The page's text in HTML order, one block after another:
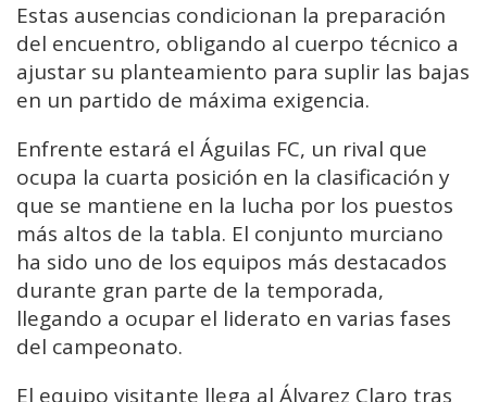
Estas ausencias condicionan la preparación
del encuentro, obligando al cuerpo técnico a
ajustar su planteamiento para suplir las bajas
en un partido de máxima exigencia.
Enfrente estará el Águilas FC, un rival que
ocupa la cuarta posición en la clasificación y
que se mantiene en la lucha por los puestos
más altos de la tabla. El conjunto murciano
ha sido uno de los equipos más destacados
durante gran parte de la temporada,
llegando a ocupar el liderato en varias fases
del campeonato.
El equipo visitante llega al Álvarez Claro tras